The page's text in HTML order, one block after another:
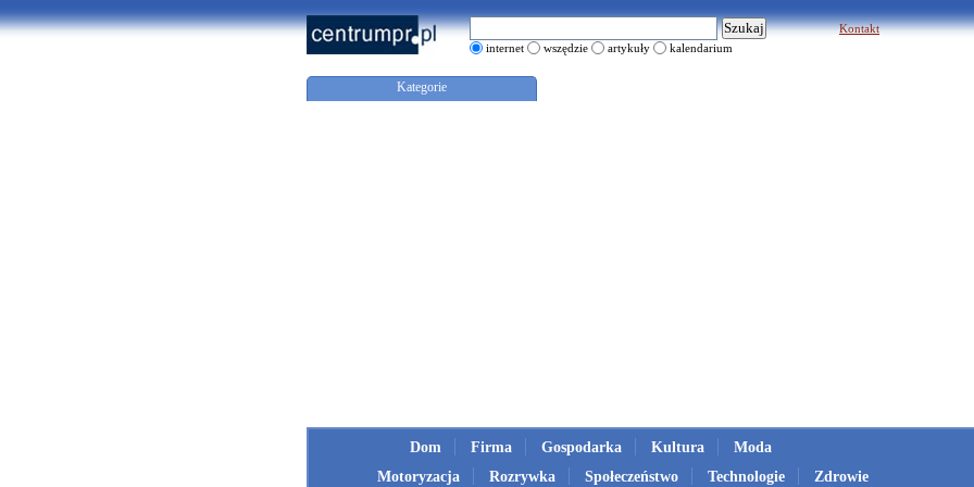
internet wszędzie artykuły kalendarium
Kontakt
Kategorie
Dom Firma Gospodarka Kultura
Moda
Motoryzacja
Rozrywka Społeczeństwo Technologie Zdrowie